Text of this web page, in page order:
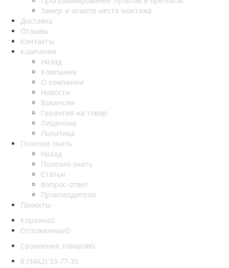
Замер и осмотр места монтажа
Доставка
Отзывы
Контакты
Компания
Назад
Компания
О компании
Новости
Вакансии
Гарантия на товар
Лицензии
Политика
Полезно знать
Назад
Полезно знать
Статьи
Вопрос-ответ
Производители
Проекты
Корзина0
Отложенные0
Сравнение товаров0
8 (3462) 33-77-35